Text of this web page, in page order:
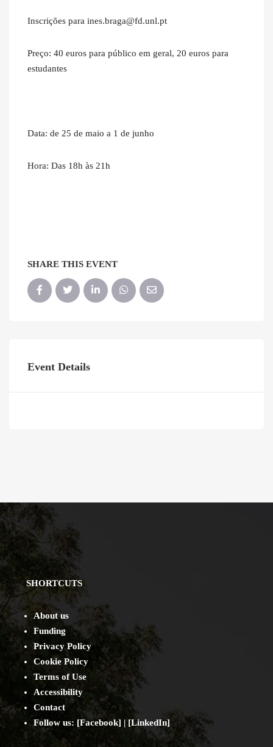
Inscrições para ines.braga@fd.unl.pt
Preço: 40 euros para público em geral, 20 euros para
estudantes
Data: de 25 de maio a 1 de junho
Hora: Das 18h às 21h
SHARE THIS EVENT
Event Details
SHORTCUTS
About us
Funding
Privacy Policy
Cookie Policy
Terms of Use
Accessibility
Contact
Follow us: [Facebook] | [LinkedIn]